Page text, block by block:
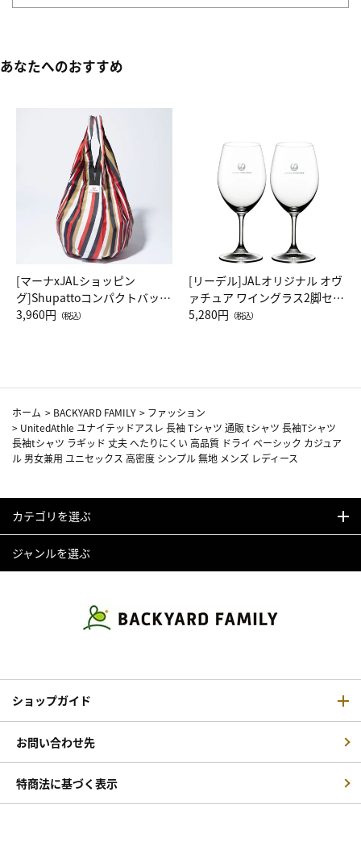
あなたへのおすすめ
[マーナxJALショッピン
グ]Shupattoコンパクトバッグ
Drop JAL客室乗務員（LC）ス
3,960円 （税込）
[リーデル]JALオリジナル オヴ
ァチュア ワイングラス2脚セッ
ト（レッドワイン）
5,280円 （税込）
ホーム > BACKYARD FAMILY > ファッション
> UnitedAthle ユナイテッドアスレ 長袖 Tシャツ 通販 tシャツ 長袖Tシャツ
長袖tシャツ ラギッド 丈夫 へたりにくい 高品質 ドライ ベーシック カジュア
ル 男女兼用 ユニセックス 高密度 シンプル 無地 メンズ レディース
カテゴリを選ぶ
ジャンルを選ぶ
ショップガイド
お問い合わせ先
特商法に基づく表示